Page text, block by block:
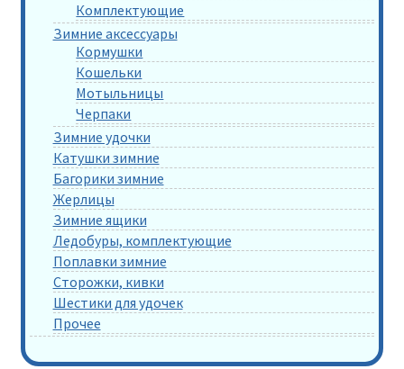
Комплектующие
Зимние аксессуары
Кормушки
Кошельки
Мотыльницы
Черпаки
Зимние удочки
Катушки зимние
Багорики зимние
Жерлицы
Зимние ящики
Ледобуры, комплектующие
Поплавки зимние
Сторожки, кивки
Шестики для удочек
Прочее